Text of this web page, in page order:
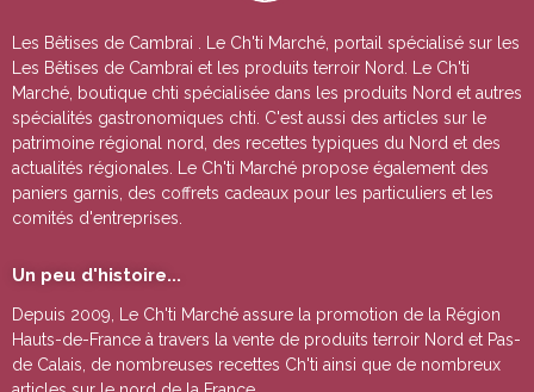
Les Bêtises de Cambrai . Le Ch'ti Marché, portail spécialisé sur les
Les Bêtises de Cambrai et les produits terroir Nord. Le Ch'ti
Marché, boutique chti spécialisée dans les produits Nord et autres
spécialités gastronomiques chti. C'est aussi des articles sur le
patrimoine régional nord, des recettes typiques du Nord et des
actualités régionales. Le Ch'ti Marché propose également des
paniers garnis, des coffrets cadeaux pour les particuliers et les
comités d'entreprises.
Un peu d'histoire...
Depuis 2009, Le Ch'ti Marché assure la promotion de la Région
Hauts-de-France à travers la vente de produits terroir Nord et Pas-
de Calais, de nombreuses recettes Ch'ti ainsi que de nombreux